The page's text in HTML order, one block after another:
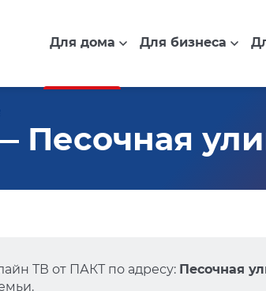
Для дома Для бизнеса
Песочная
ТВ от ПАКТ по адресу: Песочная